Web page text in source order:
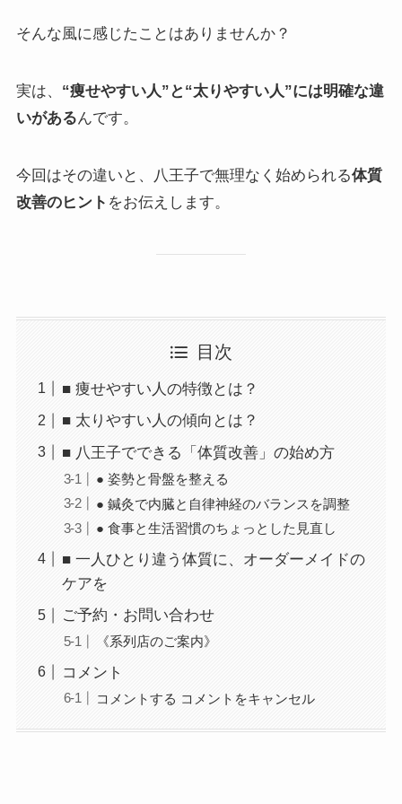
そんな風に感じたことはありませんか？
実は、 “痩せやすい人”と“太りやすい人”には明確な違
いがあるんです。
今回はその違いと、八王子で無理なく始められる体質
改善のヒント をお伝えします。
目次
■ 痩せやすい人の特徴とは？
■ 太りやすい人の傾向とは？
■ 八王子でできる「体質改善」の始め方
● 姿勢と骨盤を整える
● 鍼灸で内臓と自律神経のバランスを調整
● 食事と生活習慣のちょっとした見直し
■ 一人ひとり違う体質に、オーダーメイドの
ケアを
ご予約・お問い合わせ
《系列店のご案内》
コメント
コメントする コメントをキャンセル